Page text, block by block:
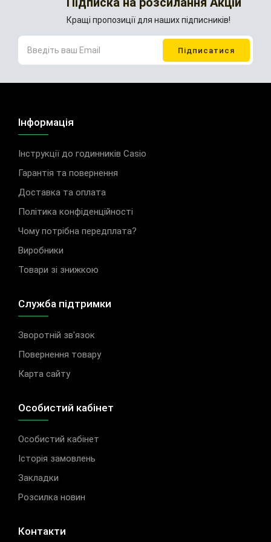
Кращі пропозиції для наших підписників!
Інформація
Інструкції до годинників Casio
Гарантія та повернення
Доставка та оплата
Політика конфіденційності
Чому потрібна передплата?
Виробники
Товари зі знижкою
Служба підтримки
Зворотній зв'язок
Повернення товару
Карта сайту
Особистий кабінет
Особистий кабінет
Історія замовлень
Закладки
Розсилка новин
Контакти